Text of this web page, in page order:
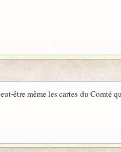
être même les cartes du Comté